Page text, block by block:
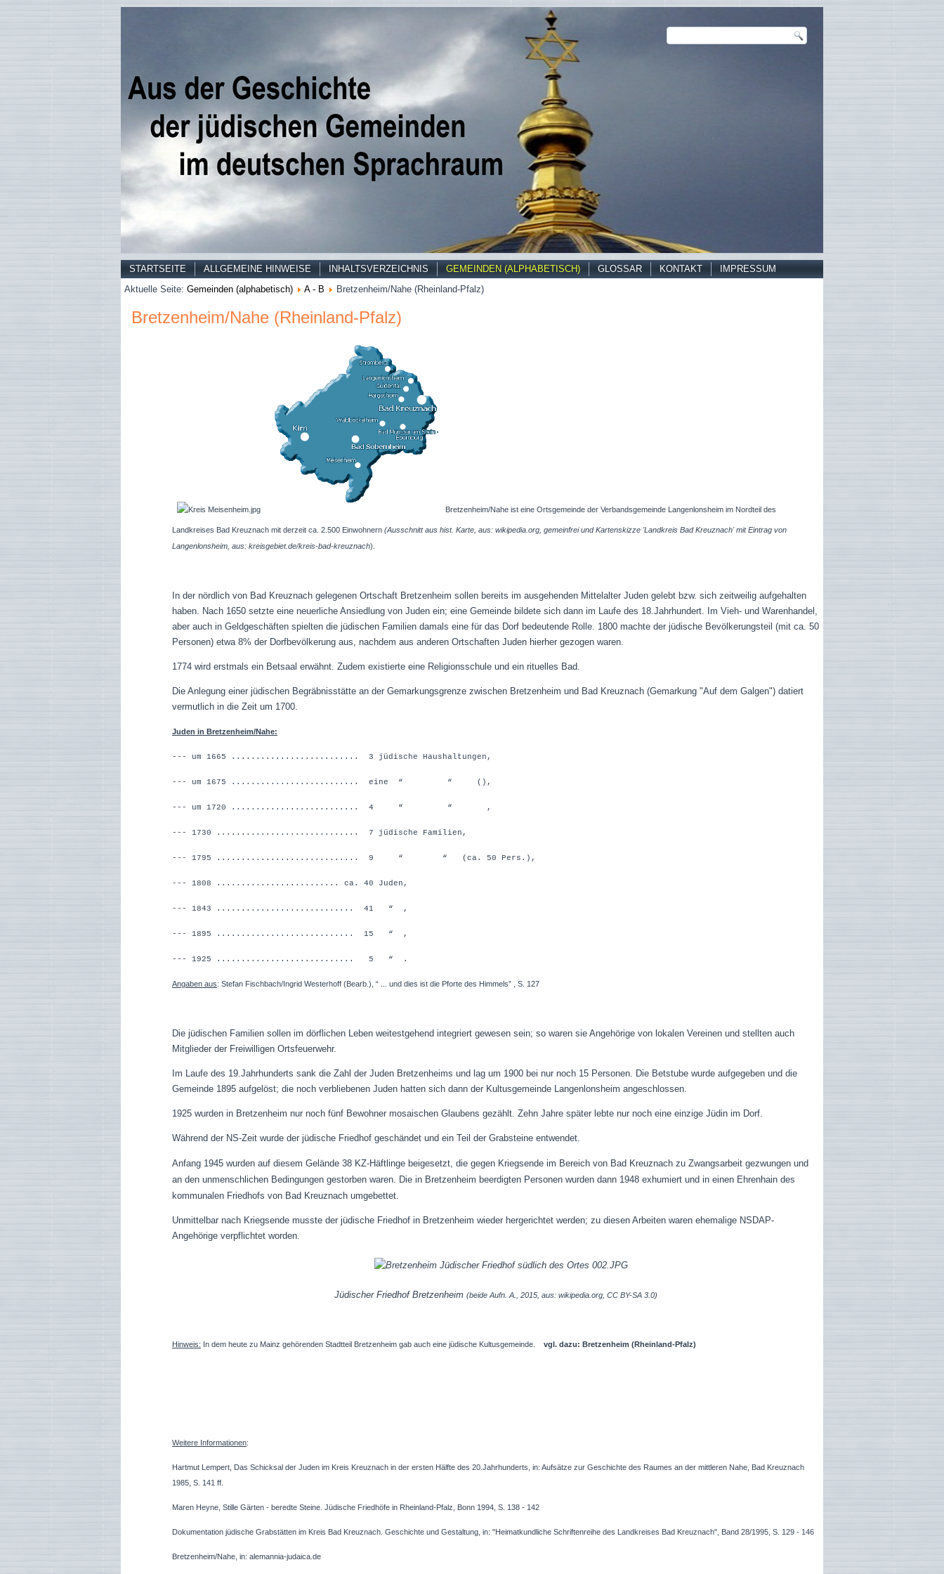
STARTSEITE ALLGEMEINE HINWEISE INHALTSVERZEICHNIS GEMEINDEN (ALPHABETISCH) GLOSSAR KONTAKT
IMPRESSUM
Aktuelle Seite: Gemeinden (alphabetisch) A - B Bretzenheim/Nahe (Rheinland-Pfalz)
Bretzenheim/Nahe (Rheinland-Pfalz)
Bretzenheim/Nahe ist eine Ortsgemeinde der Verbandsgemeinde Langenlonsheim im Nordteil des
Landkreises Bad Kreuznach mit derzeit ca. 2.500 Einwohnern(Ausschnitt aus hist. Karte, aus: wikipedia.org, gemeinfrei und Kartenskizze 'Landkreis Bad Kreuznach' mit Eintrag von
Langenlonsheim, aus: kreisgebiet.de/kreis-bad-kreuznach).
In der nördlich von Bad Kreuznach gelegenen Ortschaft Bretzenheim sollen bereits im ausgehenden Mittelalter Juden gelebt bzw. sich zeitweilig aufgehalten
haben. Nach 1650 setzte eine neuerliche Ansiedlung von Juden ein; eine Gemeinde bildete sich dann im Laufe des 18.Jahrhundert. Im Vieh- und Warenhandel,
aber auch in Geldgeschäften spielten die jüdischen Familien damals eine für das Dorf bedeutende Rolle. 1800 machte der jüdische Bevölkerungsteil (mit ca. 50
Personen) etwa 8% der Dorfbevölkerung aus, nachdem aus anderen Ortschaften Juden hierher gezogen waren.
1774 wird erstmals ein Betsaal erwähnt. Zudem existierte eine Religionsschule und ein rituelles Bad.
Die Anlegung einer jüdischen Begräbnisstätte an der Gemarkungsgrenze zwischen Bretzenheim und Bad Kreuznach (Gemarkung "Auf dem Galgen") datiert
vermutlich in die Zeit um 1700.
Juden in Bretzenheim/Nahe:
--- um 1665 .......................... 3 jüdische Haushaltungen,
--- um 1675 .......................... eine “ “ (),
--- um 1720 .......................... 4 “ “ ,
--- 1730 ............................. 7 jüdische Familien,
--- 1795 ............................. 9 “ “ (ca. 50 Pers.),
--- 1808 ......................... ca. 40 Juden,
--- 1843 ............................ 41 “ ,
--- 1895 ............................ 15 “ ,
--- 1925 ............................ 5 “ .
Angaben aus:Stefan Fischbach/Ingrid Westerhoff (Bearb.), “ ... und dies ist die Pforte des Himmels” , S. 127
Die jüdischen Familien sollen im dörflichen Leben weitestgehend integriert gewesen sein; so waren sie Angehörige von lokalen Vereinen und stellten auch
Mitglieder der Freiwilligen Ortsfeuerwehr.
Im Laufe des 19.Jahrhunderts sank die Zahl der Juden Bretzenheims und lag um 1900 bei nur noch 15 Personen. Die Betstube wurde aufgegeben und die
Gemeinde 1895 aufgelöst; die noch verbliebenen Juden hatten sich dann der Kultusgemeinde Langenlonsheim angeschlossen.
1925 wurden in Bretzenheim nur noch fünf Bewohner mosaischen Glaubens gezählt. Zehn Jahre später lebte nur noch eine einzige Jüdin im Dorf.
Während der NS-Zeit wurde der jüdische Friedhof geschändet und ein Teil der Grabsteine entwendet.
Anfang 1945 wurden auf diesem Gelände 38 KZ-Häftlinge beigesetzt, die gegen Kriegsende im Bereich von Bad Kreuznach zu Zwangsarbeit gezwungen und
an den unmenschlichen Bedingungen gestorben waren. Die in Bretzenheim beerdigten Personen wurden dann 1948 exhumiert und in einen Ehrenhain des
kommunalen Friedhofs von Bad Kreuznach umgebettet.
Unmittelbar nach Kriegsende musste der jüdische Friedhof in Bretzenheim wieder hergerichtet werden; zu diesen Arbeiten waren ehemalige NSDAP-
Angehörige verpflichtet worden.
Jüdischer Friedhof Bretzenheim(beide Aufn. A., 2015, aus: wikipedia.org, CC BY-SA 3.0)
Hinweis: In dem heute zu Mainz gehörenden Stadtteil Bretzenheim gab auch eine jüdische Kultusgemeinde.vgl. dazu: Bretzenheim (Rheinland-Pfalz)
Weitere Informationen:
Hartmut Lempert, Das Schicksal der Juden im Kreis Kreuznach in der ersten Hälfte des 20.Jahrhunderts, in: Aufsätze zur Geschichte des Raumes an der mittleren Nahe, Bad Kreuznach
1985, S. 141 ff.
Maren Heyne, Stille Gärten - beredte Steine. Jüdische Friedhöfe in Rheinland-Pfalz, Bonn 1994, S. 138 - 142
Dokumentation jüdische Grabstätten im Kreis Bad Kreuznach. Geschichte und Gestaltung, in: "Heimatkundliche Schriftenreihe des Landkreises Bad Kreuznach", Band 28/1995, S. 129 - 146
Bretzenheim/Nahe, in: alemannia-judaica.de